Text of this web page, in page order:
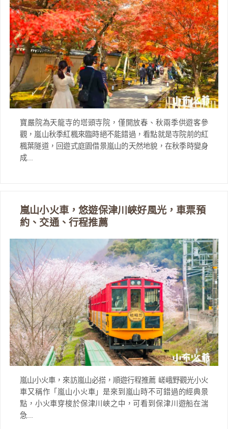
寶嚴院為天龍寺的塔頭寺院，僅開放春、秋兩季供遊客參
觀，嵐山秋季紅楓來臨時絕不能錯過，看點就是寺院前的紅
楓葉隧道，回遊式庭園借景嵐山的天然地貌，在秋季時變身
成...
嵐山小火車，悠遊保津川峽好風光，車票預
約、交通、行程推薦
嵐山小火車，來訪嵐山必搭，順遊行程推薦 嵯峨野觀光小火
車又稱作「嵐山小火車」是來到嵐山時不可錯過的經典景
點，小火車穿梭於保津川峽之中，可看到保津川遊船在湍
急...